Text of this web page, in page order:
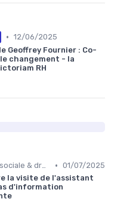
• 12/06/2025
Geoffrey Fournier : Co-
changement - la
RH
Conformité sociale & droit du travail • 01/07/2025
la visite de l'assistant
d'information